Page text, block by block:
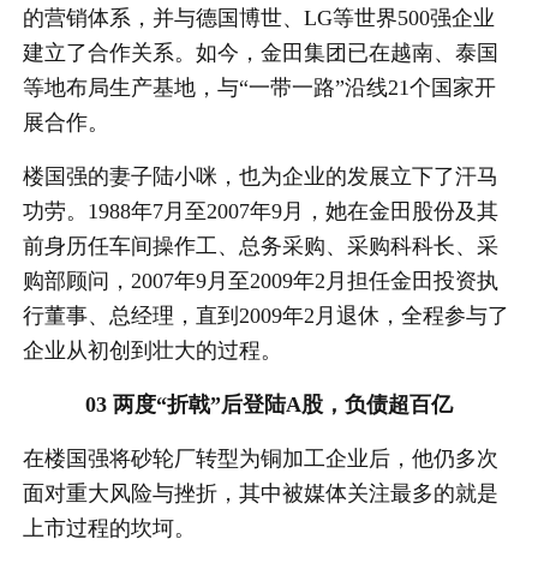
的营销体系，并与德国博世、LG等世界500强企业
建立了合作关系。如今，金田集团已在越南、泰国
等地布局生产基地，与“一带一路”沿线21个国家开
展合作。
楼国强的妻子陆小咪，也为企业的发展立下了汗马
功劳。1988年7月至2007年9月，她在金田股份及其
前身历任车间操作工、总务采购、采购科科长、采
购部顾问，2007年9月至2009年2月担任金田投资执
行董事、总经理，直到2009年2月退休，全程参与了
企业从初创到壮大的过程。
03 两度“折戟”后登陆A股，负债超百亿
在楼国强将砂轮厂转型为铜加工企业后，他仍多次
面对重大风险与挫折，其中被媒体关注最多的就是
上市过程的坎坷。